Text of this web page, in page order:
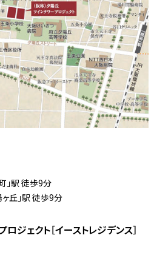
」駅 徒歩9分
丘」駅 徒歩9分
ジェクト［イーストレジデンス］